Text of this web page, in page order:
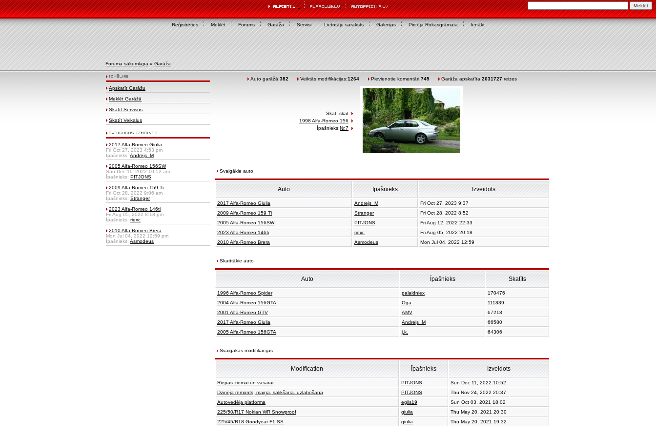
Reģistrēties Meklēt Forums Garāža Servisi Lietotāju saraksts Galerijas Pircēja Rokasgrāmata Ienākt
Foruma sākumlapa » Garāža
Apskatīt Garāžu
Meklēt Garāžā
Skatīt Servisus
Skatīt Veikalus
2017 Alfa-Romeo Giulia
Fri Oct 27, 2023 4:53 pm
Īpašnieks: Andrejs_M
2005 Alfa-Romeo 156SW
Sun Dec 11, 2022 10:52 am
Īpašnieks: PITJONS
2009 Alfa-Romeo 159 Ti
Fri Oct 28, 2022 9:06 am
Īpašnieks: Stranger
2023 Alfa-Romeo 146ti
Fri Aug 05, 2022 8:18 pm
Īpašnieks: riexc
2010 Alfa-Romeo Brera
Mon Jul 04, 2022 12:59 pm
Īpašnieks: Asmodeus
Auto garāžā:382 Veiktās modifikācijas:1264 Pievienotie komentāri:745 Garāža apskatīta 2631727 reizes
Skat, skat
1998 Alfa-Romeo 156
Īpašnieks:Nr.7
Svaigākie auto
Auto Īpašnieks Izveidots
2017 Alfa-Romeo Giulia Andrejs_M
Fri Oct 27, 2023 9:37
2009 Alfa-Romeo 159 Ti
Stranger
Fri Oct 28, 2022 8:52
2005 Alfa-Romeo 156SW
PITJONS
Fri Aug 12, 2022 22:33
2023 Alfa-Romeo 146ti
riexc
Fri Aug 05, 2022 20:18
2010 Alfa-Romeo Brera
Asmodeus Mon Jul 04, 2022 12:59
Skatītākie auto
Auto Īpašnieks Skatīts
1996 Alfa-Romeo Spider palaidniex
170476
2004 Alfa-Romeo 156GTA
Oga
111839
2001 Alfa-Romeo GTV
AMV
67218
2017 Alfa-Romeo Giulia
Andrejs_M
66580
2005 Alfa-Romeo 156GTA
j.k. 64306
Svaigākās modifikācijas
Modification Īpašnieks Izveidots
Riepas ziemai un vasarai PITJONS
Sun Dec 11, 2022 10:52
Dzinēja remonts, maiņa, salikšana, uzlabošana
PITJONS
Thu Nov 24, 2022 20:37
Autovedēja platforma
egils19
Sun Oct 03, 2021 18:02
225/50/R17 Nokian WR Snowproof
giulia
Thu May 20, 2021 20:30
225/45/R18 Goodyear F1 SS
giulia Thu May 20, 2021 19:32